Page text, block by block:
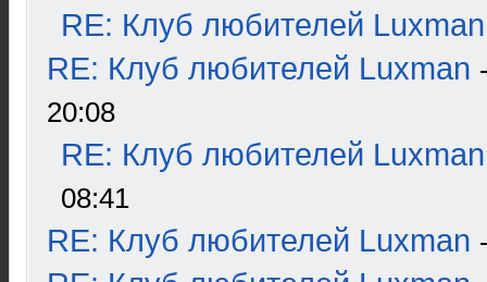
RE: Клуб любителей Luxman
RE: Клуб любителей Luxman
20:08
RE: Клуб любителей Luxman
08:41
RE: Клуб любителей Luxman